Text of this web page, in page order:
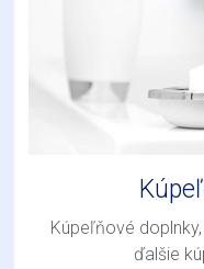
Kúpeľňové
ďalšie